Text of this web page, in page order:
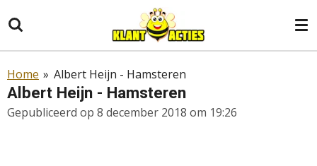
direct
naar
hoofdinhoud
Home » Albert Heijn - Hamsteren
Albert Heijn - Hamsteren
Gepubliceerd op 8 december 2018 om 19:26